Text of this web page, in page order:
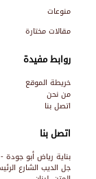
اتصل بنا
بناية رياض أبو جودة
جل الديب الشارع
منوعات
مقالات مختارة
روابط مفيدة
خريطة الموقع
من نحن
اتصل بنا